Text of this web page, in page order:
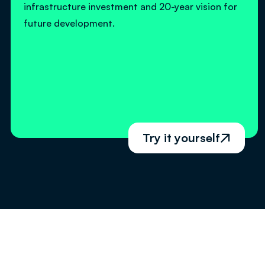
infrastructure investment and 20-year vision for
future development.
Try it yourself